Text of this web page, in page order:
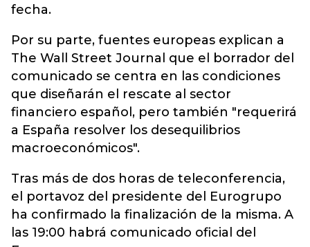
fecha.
Por su parte, fuentes europeas explican a
The Wall Street Journal que el borrador del
comunicado se centra en las condiciones
que diseñarán el rescate al sector
financiero español, pero también "requerirá
a España resolver los desequilibrios
macroeconómicos".
Tras más de dos horas de teleconferencia,
el portavoz del presidente del Eurogrupo
ha confirmado la finalización de la misma. A
las 19:00 habrá comunicado oficial del